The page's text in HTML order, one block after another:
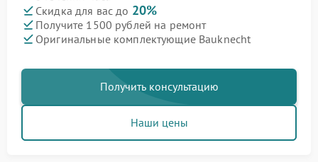
Скидка для вас до 20%
Получите 1500 рублей на ремонт
Оригинальные комплектующие Bauknecht
Получить консультацию
Наши цены